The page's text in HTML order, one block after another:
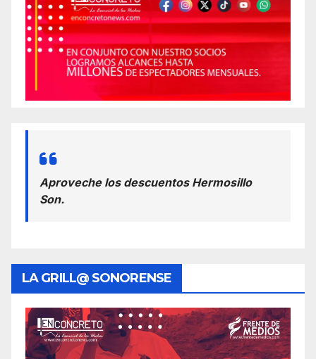
Aproveche los descuentos Hermosillo
Son.
LA GRILL@ SONORENSE